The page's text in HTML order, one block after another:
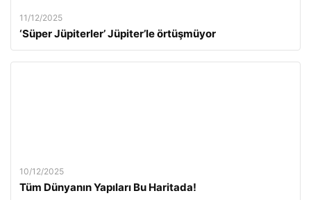
11/12/2025
‘Süper Jüpiterler’ Jüpiter’le örtüşmüyor
10/12/2025
Tüm Dünyanın Yapıları Bu Haritada!